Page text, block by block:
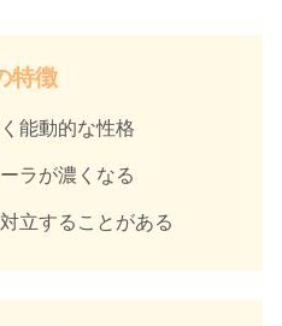
特徴
能動的な性格
ラが濃くなる
立することがある